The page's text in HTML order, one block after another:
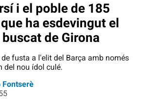
i el poble de 185
ha esdevingut el
de Girona
de fusta a l'elit del Barça amb només
del nou ídol culé.
Fontserè